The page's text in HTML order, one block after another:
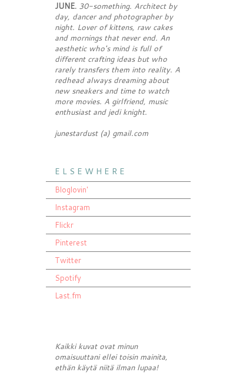
JUNE. 30-something. Architect by
day, dancer and photographer by
night. Lover of kittens, raw cakes
and mornings that never end. An
aesthetic who's mind is full of
different crafting ideas but who
rarely transfers them into reality. A
redhead always dreaming about
new sneakers and time to watch
more movies. A girlfriend, music
enthusiast and jedi knight.
junestardust (a) gmail.com
E L S E W H E R E
Bloglovin'
Instagram
Flickr
Pinterest
Twitter
Spotify
Last.fm
Kaikki kuvat ovat minun
omaisuuttani ellei toisin mainita,
ethän käytä niitä ilman lupaa!